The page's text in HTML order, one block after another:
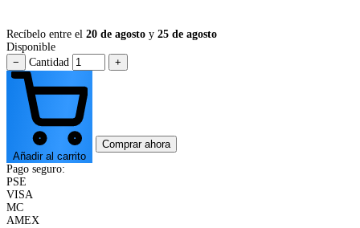
Recíbelo entre el 20 de agosto y 25 de agosto
Disponible
−
Cantidad +
Añadir al carrito
Comprar ahora
Pago seguro:
PSE
VISA
MC
AMEX